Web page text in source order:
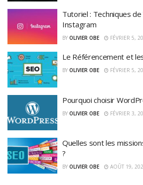
Tutoriel : Techniques
Instagram
BY OLIVIER OBE FÉVRIER 5,
Le Référencement et
BY OLIVIER OBE FÉVRIER 5,
Pourquoi choisir
BY OLIVIER OBE FÉVRIER 3,
Quelles sont les
?
BY OLIVIER OBE AOÛT 19,